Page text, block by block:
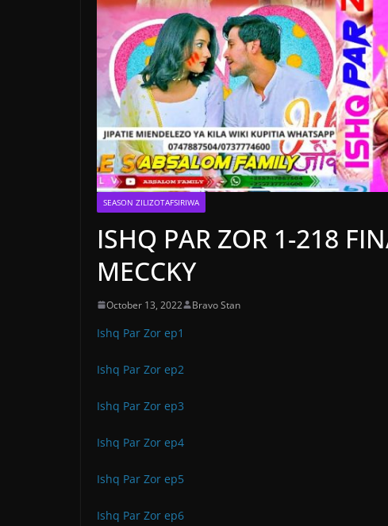
SEASON ZILIZOTAFSIRIWA
ISHQ PAR ZOR 1-218
MECCKY
October 13, 2022 Bravo Stan
Ishq Par Zor ep1
Ishq Par Zor ep2
Ishq Par Zor ep3
Ishq Par Zor ep4
Ishq Par Zor ep5
Ishq Par Zor ep6